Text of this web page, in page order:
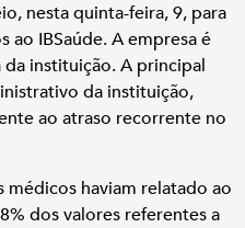
nesta quinta-feira, 9, para
IBSaúde. A empresa é
instituição. A principal
da instituição,
ao atraso recorrente no
haviam relatado ao
dos valores referentes a